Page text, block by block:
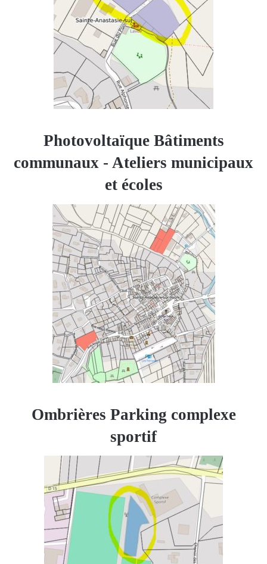
Photovoltaïque Bâtiments
communaux - Ateliers municipaux
et écoles
Ombrières Parking complexe
sportif